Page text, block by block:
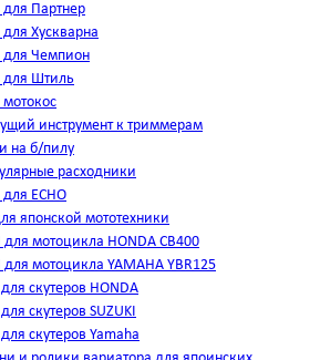
Партнер
Хускварна
Чемпион
Штиль
инструмент к триммерам
на б/пилу
расходники
для ЕСНО
японской мототехники
мотоцикла HONDA CB400
мотоцикла YAMAHA YBR125
скутеров HONDA
скутеров SUZUKI
скутеров Yamaha